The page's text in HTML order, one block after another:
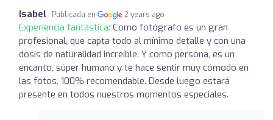
Isabel Publicada en 2 years ago
Experiencia fantástica: Como fotógrafo es un gran
profesional, que capta todo al mínimo detalle y con una
dosis de naturalidad increíble. Y como persona, es un
encanto, súper humano y te hace sentir muy cómodo en
las fotos. 100% recomendable. Desde luego estará
presente en todos nuestros momentos especiales.